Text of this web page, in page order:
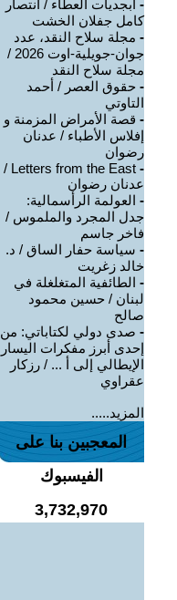
- ابجديات العطاء / انتصار
كامل جفلان الخشت
- مجلة سلاح النقد، عدد
جوان-جويلية-اوت 2026 /
مجلة سلاح النقد
- حقوق العصر / أحمد
التاوتي
- قصة الأمراض المزمنة و
إفلاس الأطباء / عدنان
رضوان
-
Letters from the East /
عدنان رضوان
- العولمة الرأسمالية:
جدل المجرد والملموس /
فاخر جاسم
- سياسة حفار الساق / د.
خالد زغريت
- الطائفية المتغلغلة في
لبنان / حسين محمود
صالح
- صدى دولي لكتاباتي: من
إحدى أبرز مفكرات اليسار
الإيطالي إلى أ ... / رزكار
عقراوي
المزيد.....
المعجبين بنا على
الفيسبوك
3,732,970